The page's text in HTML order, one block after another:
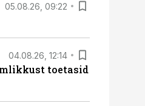
05.08.26, 09:22
04.08.26, 12:14
toetasid